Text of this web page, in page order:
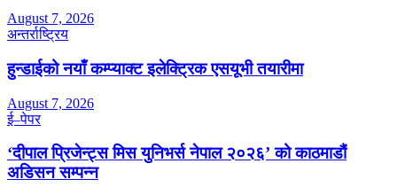
August 7, 2026
अन्तर्राष्ट्रिय
हुन्डाईको नयाँ कम्प्याक्ट इलेक्ट्रिक एसयूभी तयारीमा
August 7, 2026
ई–पेपर
‘दीपाल प्रिजेन्ट्स मिस युनिभर्स नेपाल २०२६’ को काठमाडौं
अडिसन सम्पन्न